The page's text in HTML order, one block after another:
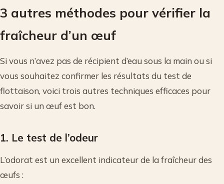
3 autres méthodes pour vérifier la
fraîcheur d’un œuf
Si vous n’avez pas de récipient d’eau sous la main ou si
vous souhaitez confirmer les résultats du test de
flottaison, voici trois autres techniques efficaces pour
savoir si un œuf est bon.
1. Le test de l’odeur
L’odorat est un excellent indicateur de la fraîcheur des
œufs :